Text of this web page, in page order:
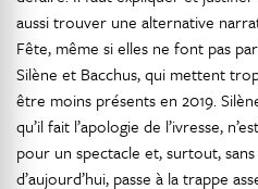
aussi trouver une alternative
Fête, même si elles ne font pas
Silène et Bacchus, qui mettent
être moins présents en 2019.
qu’il fait l’apologie de l’ivresse,
pour un spectacle et, surtout,
d’aujourd’hui, passe à la trappe